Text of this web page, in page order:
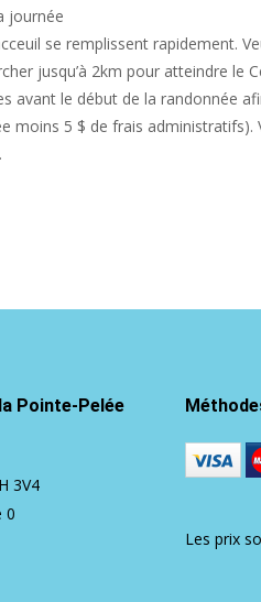
journée
se remplissent rapidement.
jusqu’à 2km pour atteindre le
avant le début de la randonnée
moins 5 $ de frais administratifs).
Pointe-Pelée
3V4
0
Les prix